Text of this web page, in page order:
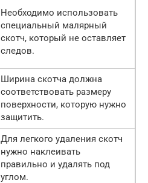
Необходимо использовать
специальный малярный
скотч, который не оставляет
следов.
Ширина скотча должна
соответствовать размеру
поверхности, которую нужно
защитить.
Для легкого удаления скотч
нужно наклеивать
правильно и удалять под
углом.